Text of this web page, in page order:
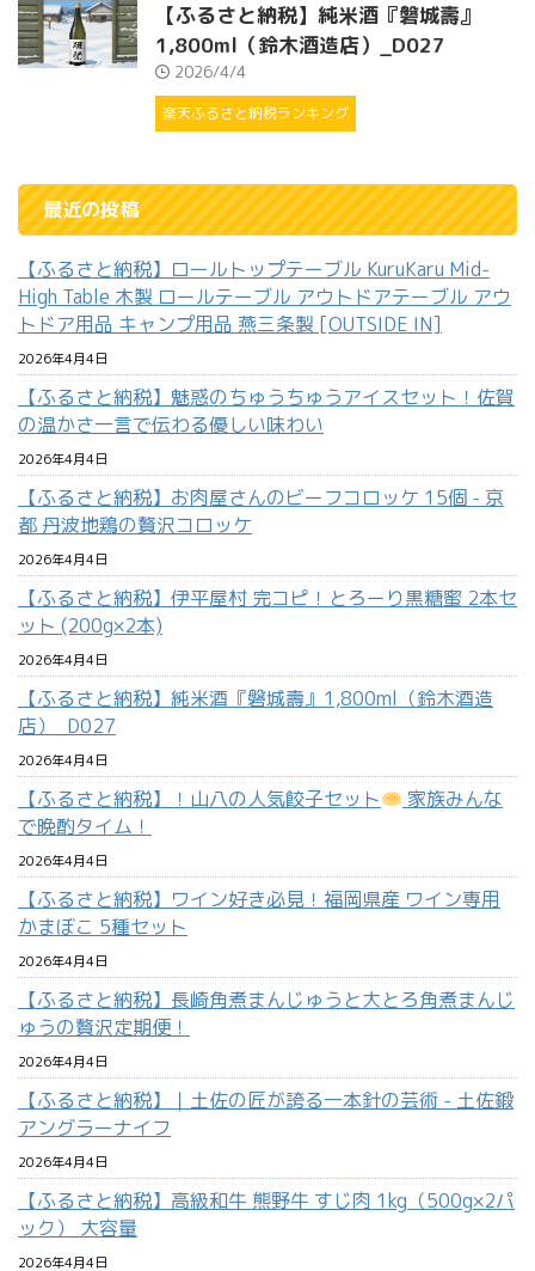
【ふるさと納税】純米酒『磐城壽』
1,800ml（鈴木酒造店）_D027
2026/4/4
楽天ふるさと納税ランキング
最近の投稿
【ふるさと納税】ロールトップテーブル KuruKaru Mid-
High Table 木製 ロールテーブル アウトドアテーブル アウ
トドア用品 キャンプ用品 燕三条製 [OUTSIDE IN]
2026年4月4日
【ふるさと納税】魅惑のちゅうちゅうアイスセット！佐賀
の温かさ一言で伝わる優しい味わい
2026年4月4日
【ふるさと納税】お肉屋さんのビーフコロッケ 15個 - 京
都 丹波地鶏の贅沢コロッケ
2026年4月4日
【ふるさと納税】伊平屋村 完コピ！とろーり黒糖蜜 2本セ
ット (200g×2本)
2026年4月4日
【ふるさと納税】純米酒『磐城壽』1,800ml（鈴木酒造
店）_D027
2026年4月4日
【ふるさと納税】！山八の人気餃子セット
家族みんな
で晩酌タイム！
2026年4月4日
【ふるさと納税】ワイン好き必見！福岡県産 ワイン専用
かまぼこ 5種セット
2026年4月4日
【ふるさと納税】長崎角煮まんじゅうと大とろ角煮まんじ
ゅうの贅沢定期便！
2026年4月4日
【ふるさと納税】｜土佐の匠が誇る一本針の芸術 - 土佐鍛
アングラーナイフ
2026年4月4日
【ふるさと納税】高級和牛 熊野牛 すじ肉 1kg（500g×2パ
ック） 大容量
2026年4月4日